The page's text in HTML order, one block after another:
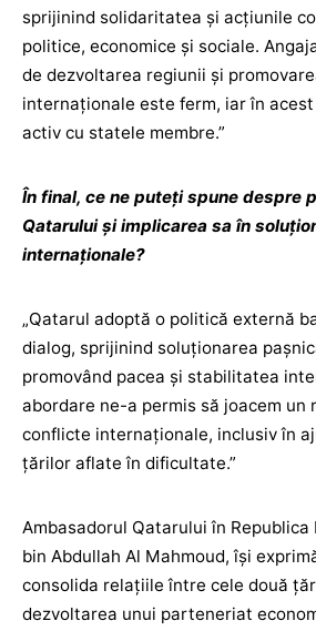
sprijinind solidaritatea și acțiunile
politice, economice și sociale.
de dezvoltarea regiunii și
internaționale este ferm, iar în
activ cu statele membre.”
În final, ce ne puteți spune despre
Qatarului și implicarea sa în
internaționale?
„Qatarul adoptă o politică externă
dialog, sprijinind soluționarea
promovând pacea și stabilitatea
abordare ne-a permis să joacem un
conflicte internaționale, inclusiv în
țărilor aflate în dificultate.”
Ambasadorul Qatarului în Republica
bin Abdullah Al Mahmoud, își
consolida relațiile între cele două
dezvoltarea unui parteneriat